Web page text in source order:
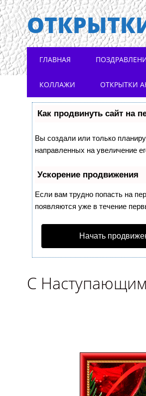
Main menu
Skip to content
ГЛАВНАЯ
КОЛЛАЖИ ОТКРЫТКИ
Как продвинуть сайт на
Вы создали или только
направленных на увеличение
Ускорение продвижения
Если вам трудно попасть на
появляются уже в течение
Начать
С Наступающим